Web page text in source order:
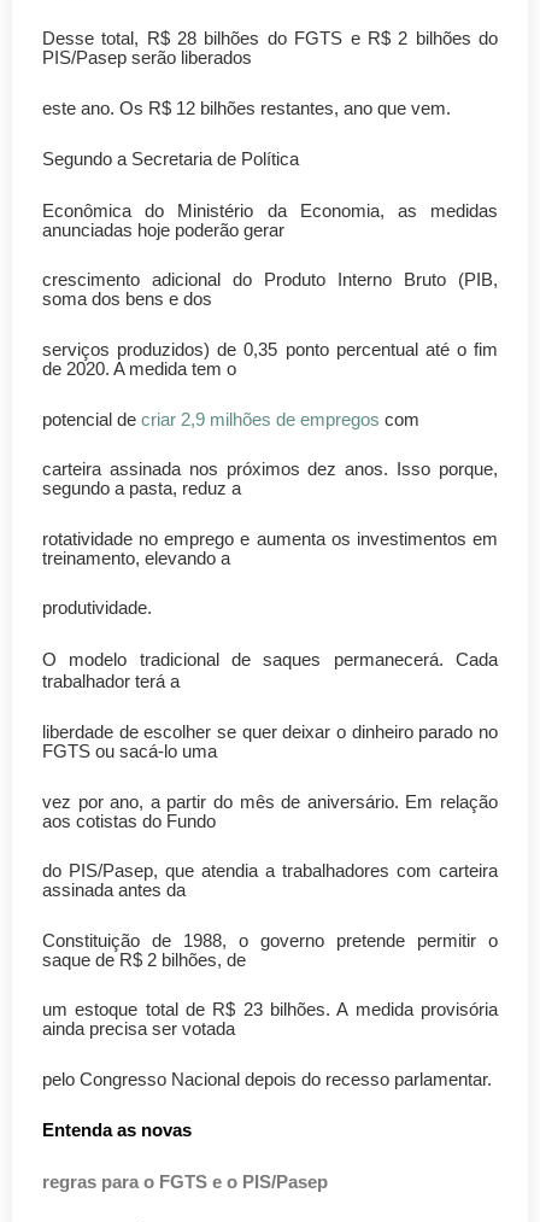
Desse total, R$ 28 bilhões do FGTS e R$ 2 bilhões do
PIS/Pasep serão liberados
este ano. Os R$ 12 bilhões restantes, ano que vem.
Segundo a Secretaria de Política
Econômica do Ministério da Economia, as medidas
anunciadas hoje poderão gerar
crescimento adicional do Produto Interno Bruto (PIB,
soma dos bens e dos
serviços produzidos) de 0,35 ponto percentual até o fim
de 2020. A medida tem o
potencial de criar 2,9 milhões de empregos com
carteira assinada nos próximos dez anos. Isso porque,
segundo a pasta, reduz a
rotatividade no emprego e aumenta os investimentos em
treinamento, elevando a
produtividade.
O modelo tradicional de saques permanecerá. Cada
trabalhador terá a
liberdade de escolher se quer deixar o dinheiro parado no
FGTS ou sacá-lo uma
vez por ano, a partir do mês de aniversário. Em relação
aos cotistas do Fundo
do PIS/Pasep, que atendia a trabalhadores com carteira
assinada antes da
Constituição de 1988, o governo pretende permitir o
saque de R$ 2 bilhões, de
um estoque total de R$ 23 bilhões. A medida provisória
ainda precisa ser votada
pelo Congresso Nacional depois do recesso parlamentar.
Entenda as novas
regras para o FGTS e o PIS/Pasep